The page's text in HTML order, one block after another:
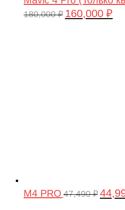
180,000₽ Первоначальная
160,000 ₽
M4 PRO 47,490₽